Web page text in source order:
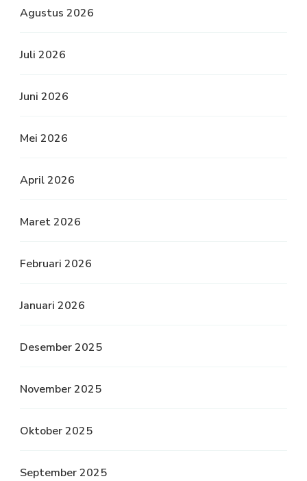
Agustus 2026
Juli 2026
Juni 2026
Mei 2026
April 2026
Maret 2026
Februari 2026
Januari 2026
Desember 2025
November 2025
Oktober 2025
September 2025